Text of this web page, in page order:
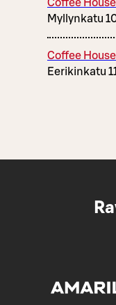
Coffee
Myllynkatu
Coffee
Eerikinkatu